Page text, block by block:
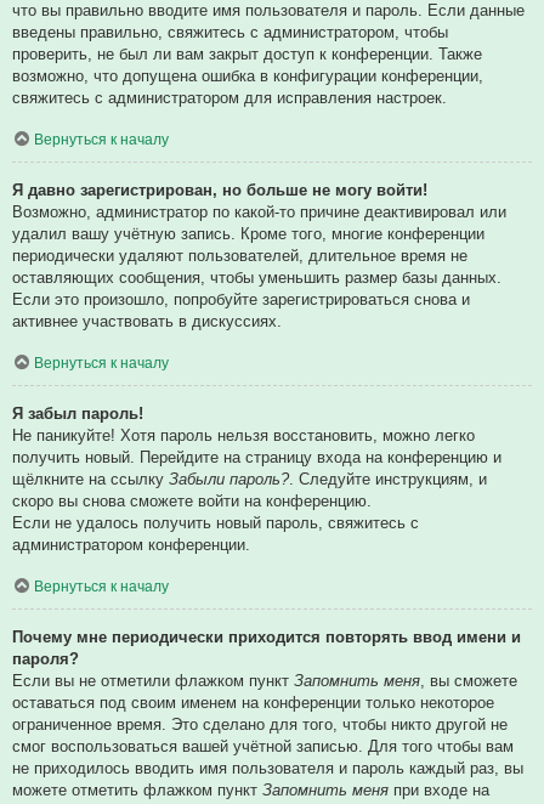
что вы правильно вводите имя пользователя и пароль. Если данные
введены правильно, свяжитесь с администратором, чтобы
проверить, не был ли вам закрыт доступ к конференции. Также
возможно, что допущена ошибка в конфигурации конференции,
свяжитесь с администратором для исправления настроек.
Вернуться к началу
Я давно зарегистрирован, но больше не могу войти!
Возможно, администратор по какой-то причине деактивировал или
удалил вашу учётную запись. Кроме того, многие конференции
периодически удаляют пользователей, длительное время не
оставляющих сообщения, чтобы уменьшить размер базы данных.
Если это произошло, попробуйте зарегистрироваться снова и
активнее участвовать в дискуссиях.
Вернуться к началу
Я забыл пароль!
Не паникуйте! Хотя пароль нельзя восстановить, можно легко
получить новый. Перейдите на страницу входа на конференцию и
щёлкните на ссылку Забыли пароль?. Следуйте инструкциям, и
скоро вы снова сможете войти на конференцию.
Если не удалось получить новый пароль, свяжитесь с
администратором конференции.
Вернуться к началу
Почему мне периодически приходится повторять ввод имени и
пароля?
Если вы не отметили флажком пункт Запомнить меня , вы сможете
оставаться под своим именем на конференции только некоторое
ограниченное время. Это сделано для того, чтобы никто другой не
смог воспользоваться вашей учётной записью. Для того чтобы вам
не приходилось вводить имя пользователя и пароль каждый раз, вы
можете отметить флажком пункт Запомнить меня при входе на